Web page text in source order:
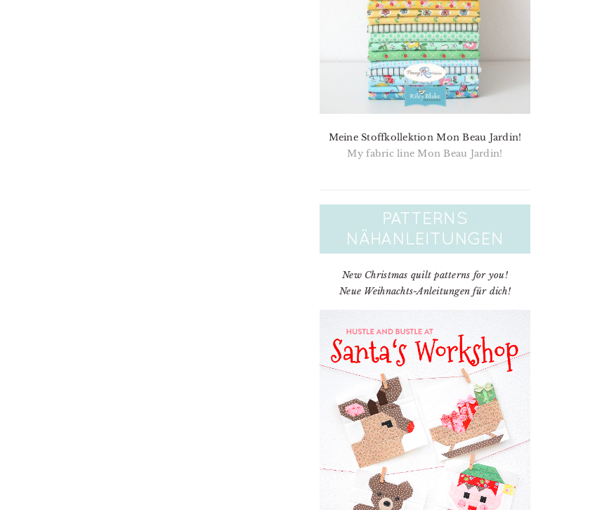
Meine Stoffkollektion Mon Beau Jardin!
My fabric line Mon Beau Jardin!
New Christmas quilt patterns for you!
Neue Weihnachts-Anleitungen für dich!